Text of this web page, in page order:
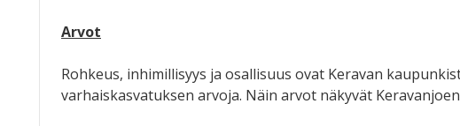
Arvot
Rohkeus, inhimillisyys ja osallisuus ovat Keravan
varhaiskasvatuksen arvoja. Näin arvot näkyvät